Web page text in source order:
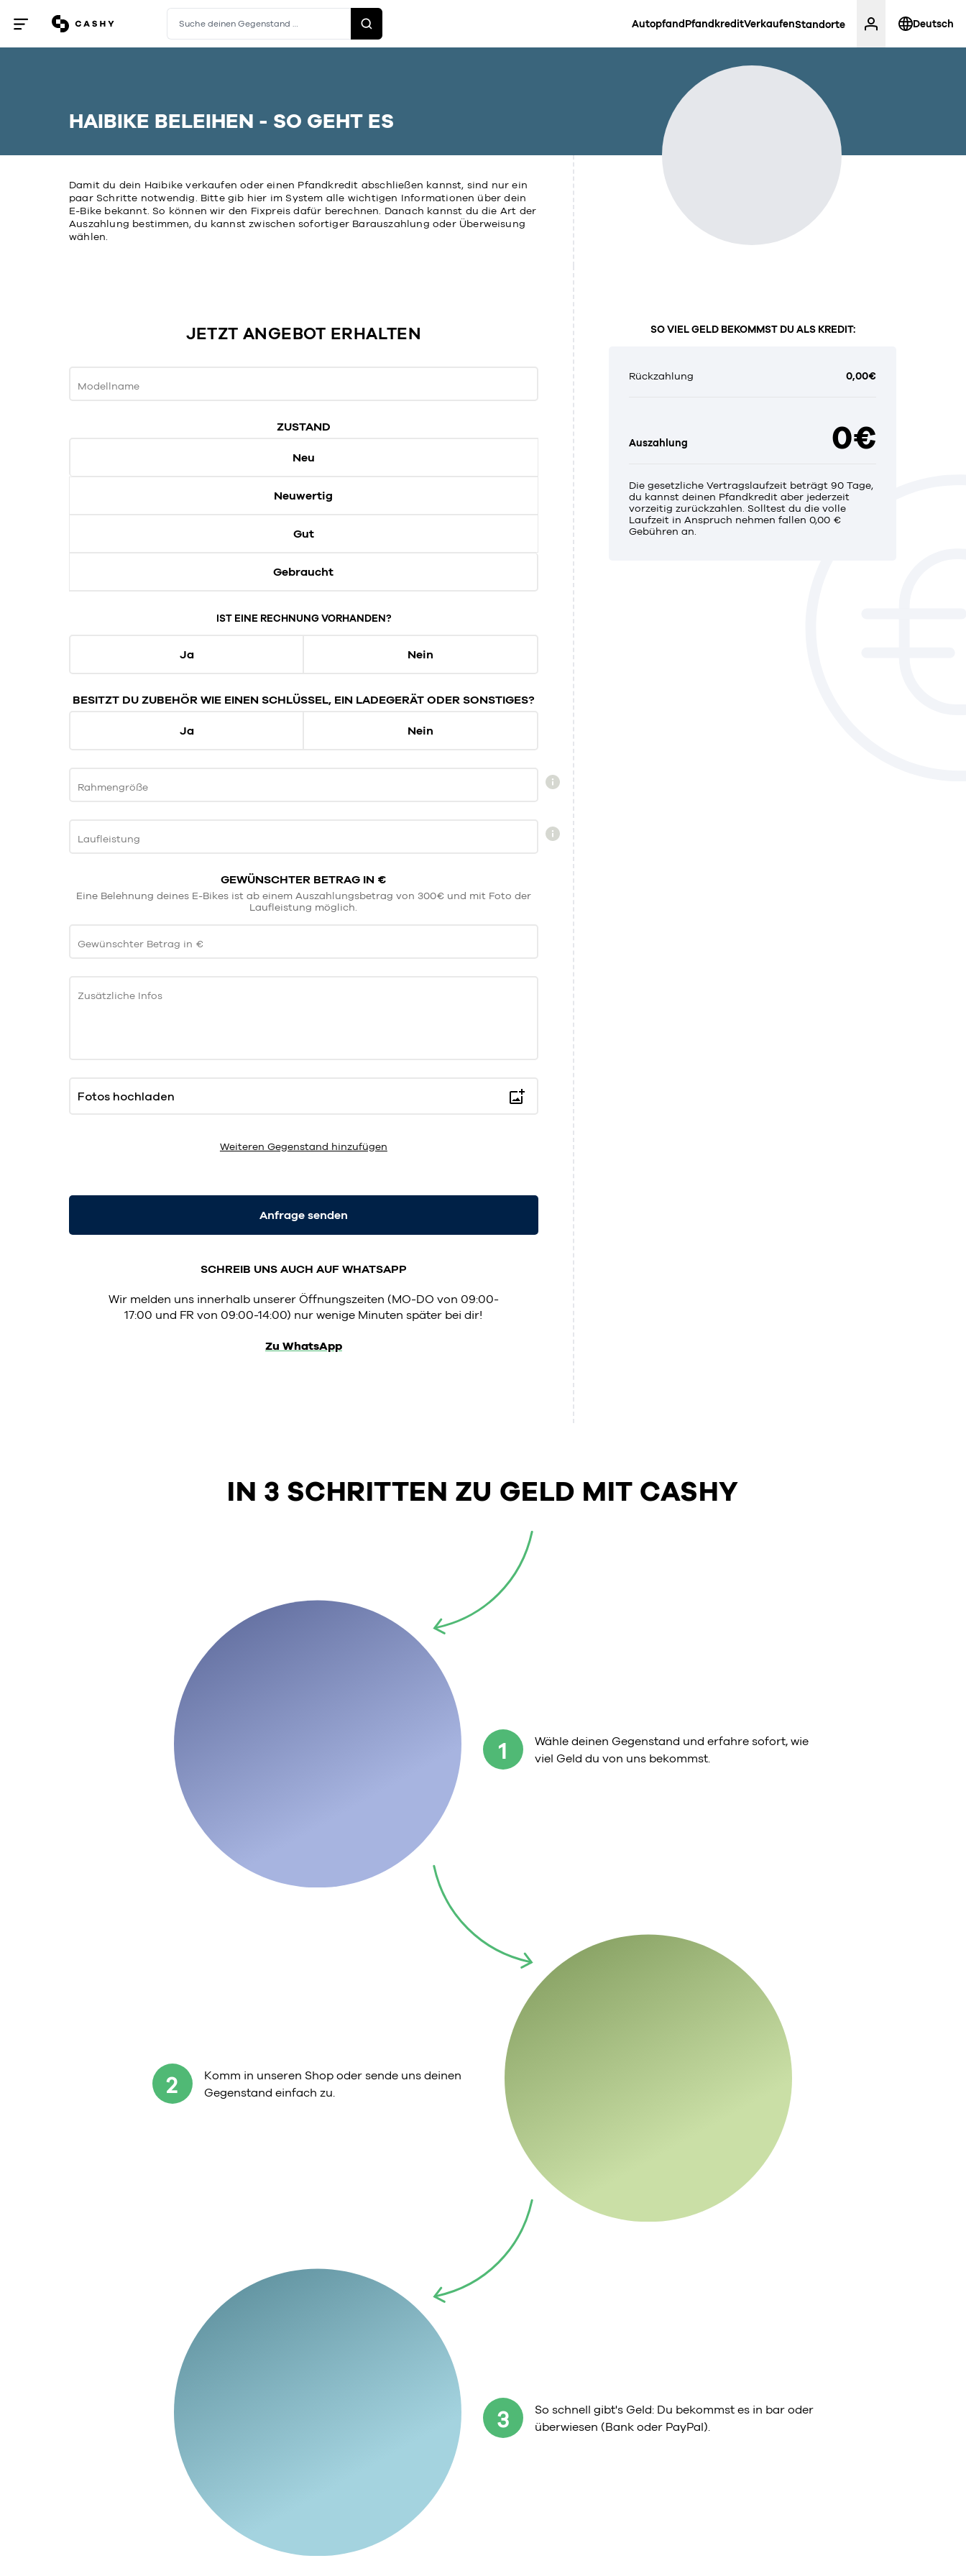
Menü
öffnen
Suche deinen Gegenstand … AutopfandPfandkreditVerkaufenStandorte Deutsch
HAIBIKE BELEIHEN - SO GEHT ES
Damit du dein Haibike verkaufen oder einen Pfandkredit abschließen kannst, sind nur ein
paar Schritte notwendig. Bitte gib hier im System alle wichtigen Informationen über dein
E-Bike bekannt. So können wir den Fixpreis dafür berechnen. Danach kannst du die Art der
Auszahlung bestimmen, du kannst zwischen sofortiger Barauszahlung oder Überweisung
wählen.
JETZT ANGEBOT ERHALTEN
Modellname
ZUSTAND
Neu
Neuwertig
Gut
Gebraucht
IST EINE RECHNUNG VORHANDEN?
Ja Nein
BESITZT DU ZUBEHÖR WIE EINEN SCHLÜSSEL, EIN LADEGERÄT ODER SONSTIGES?
Ja Nein
Rahmengröße
Laufleistung
GEWÜNSCHTER BETRAG IN €
Eine Belehnung deines E-Bikes ist ab einem Auszahlungsbetrag von 300€ und mit Foto der
Laufleistung möglich.
Gewünschter Betrag in €
Zusätzliche Infos
Fotos hochladen
Weiteren Gegenstand hinzufügen
Anfrage senden
SCHREIB UNS AUCH AUF WHATSAPP
Wir melden uns innerhalb unserer Öffnungszeiten (MO-DO von 09:00-
17:00 und FR von 09:00-14:00) nur wenige Minuten später bei dir!
Zu WhatsApp
SO VIEL GELD BEKOMMST DU ALS KREDIT:
Rückzahlung 0,00€
Auszahlung 0€
Die gesetzliche Vertragslaufzeit beträgt 90 Tage,
du kannst deinen Pfandkredit aber jederzeit
vorzeitig zurückzahlen. Solltest du die volle
Laufzeit in Anspruch nehmen fallen 0,00 €
Gebühren an.
IN 3 SCHRITTEN ZU GELD MIT CASHY
1
Wähle deinen Gegenstand und erfahre sofort, wie
viel Geld du von uns bekommst.
2
Komm in unseren Shop oder sende uns deinen
Gegenstand einfach zu.
3
So schnell gibt's Geld: Du bekommst es in bar oder
überwiesen (Bank oder PayPal).